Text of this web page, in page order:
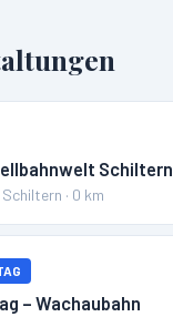
Schiltern
· 0 km
– Wachaubahn